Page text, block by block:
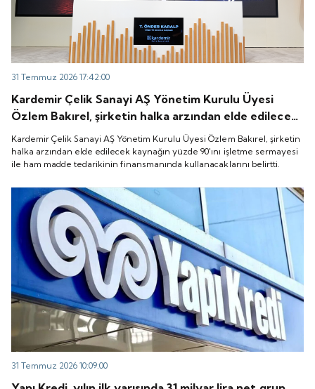
31 Temmuz 2026 17:42:00
Kardemir Çelik Sanayi AŞ Yönetim Kurulu Üyesi
Özlem Bakırel, şirketin halka arzından elde edilecek
kaynağın yüzde 90'ını işletme sermayesi ile ham
madde tedarikinin finansmanında kullanacaklarını
belirtti.
Kardemir Çelik Sanayi AŞ Yönetim Kurulu Üyesi Özlem Bakırel, şirketin
halka arzından elde edilecek kaynağın yüzde 90'ını işletme sermayesi
ile ham madde tedarikinin finansmanında kullanacaklarını belirtti.
31 Temmuz 2026 10:09:00